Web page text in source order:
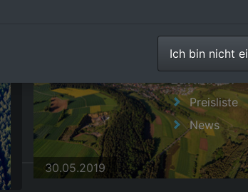
30.05.2019
Luftbilder
Preisliste
News
AGB
Ich bin nicht